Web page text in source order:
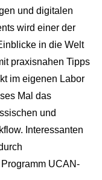
und digitalen
wird einer der
in die Welt
praxisnahen Tipps
im eigenen Labor
Mal das
und
Interessanten
UCAN-